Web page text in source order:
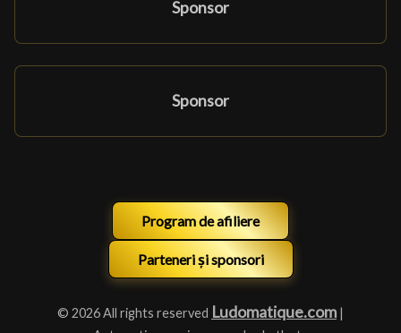
Sponsor
Sponsor
Program de afiliere
Parteneri și sponsori
© 2026 All rights reserved Ludomatique.com |